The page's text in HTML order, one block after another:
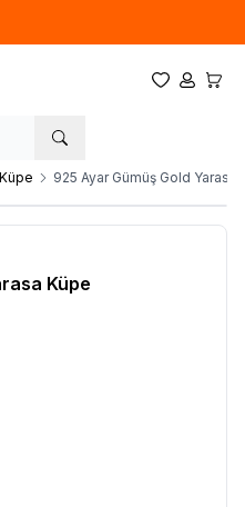
Favorilerim
Hesabım
925 Ayar Gümüş Gold Yarasa
Küpe